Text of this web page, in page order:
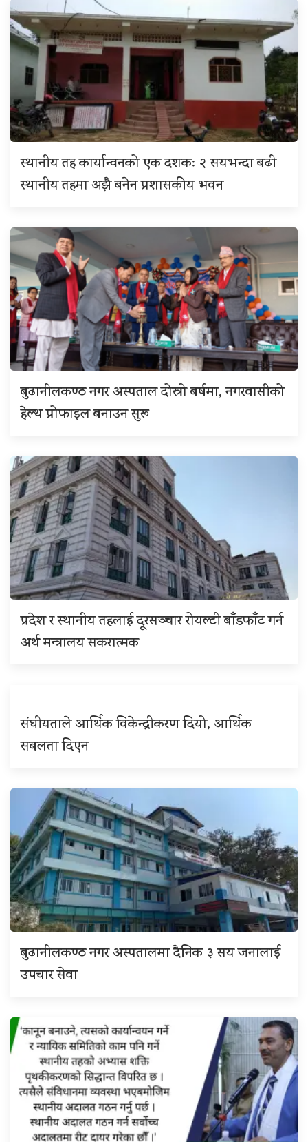
स्थानीय तह कार्यान्वनको एक दशकः २ सयभन्दा बढी
स्थानीय तहमा अझै बनेन प्रशासकीय भवन
बुढानीलकण्ठ नगर अस्पताल दोस्रो बर्षमा, नगरवासीको
हेल्थ प्रोफाइल बनाउन सुरू
प्रदेश र स्थानीय तहलाई दूरसञ्चार रोयल्टी बाँडफाँट गर्न
अर्थ मन्त्रालय सकरात्मक
संघीयताले आर्थिक विकेन्द्रीकरण दियो, आर्थिक
सबलता दिएन
बुढानीलकण्ठ नगर अस्पतालमा दैनिक ३ सय जनालाई
उपचार सेवा